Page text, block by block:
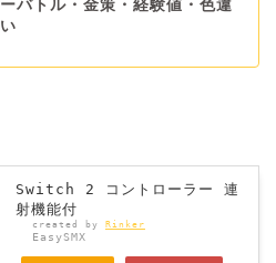
ーバトル・金策・経験値・色違
い
Switch 2 コントローラー 連
射機能付
created by Rinker
EasySMX